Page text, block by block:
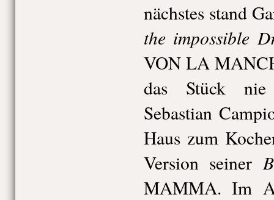
nächstes stand
the impossible
VON LA
das Stück nie
Sebastian
Haus zum
Version seiner
MAMMA. Im